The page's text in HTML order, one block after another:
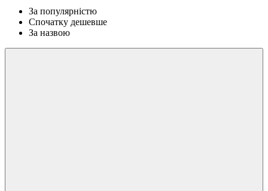
За популярністю
Спочатку дешевше
За назвою